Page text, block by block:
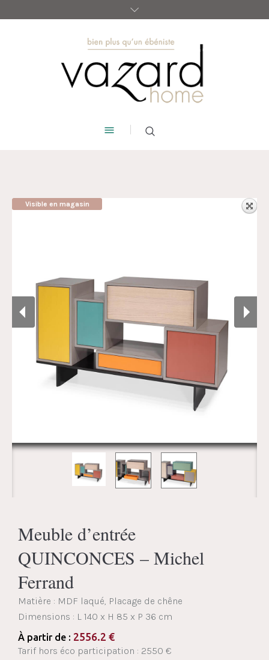
Visible en magasin
Meuble d’entrée
QUINCONCES – Michel
Ferrand
Matière : MDF laqué, Placage de chêne
Dimensions : L 140 x H 85 x P 36 cm
À partir de : 2556.2 €
Tarif hors éco participation : 2550 €